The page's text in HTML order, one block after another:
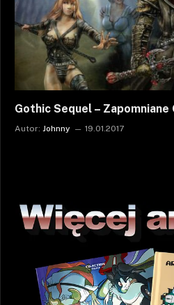
Gothic Sequel – Zapomniane
Autor: Johnny 19.01.2017